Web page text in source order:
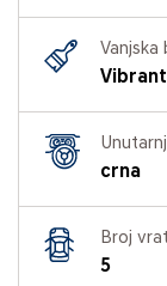
Vanjska
Vibrant
crna
Broj
5